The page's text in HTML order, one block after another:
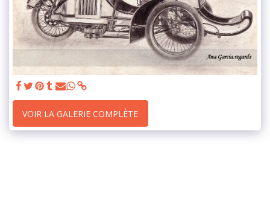
VOIR LA GALERIE COMPLÈTE